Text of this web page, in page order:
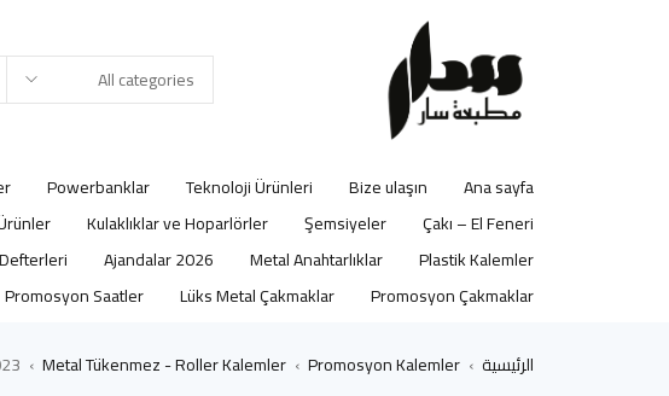
Ana sayfa
Bize ulaşın
Teknoloji Ürünleri
Powerbanklar
Çakı – El Feneri
Şemsiyeler
Kulaklıklar ve Hoparlörler
Plastik Kalemler
Metal Anahtarlıklar
2026 Ajandalar
Promosyon Çakmaklar
Lüks Metal Çakmaklar
Promosyon Saatler
الرئيسية ›
Promosyon Kalemler
›
Metal Tükenmez - Roller Kalemler
›
Rubber Gövde